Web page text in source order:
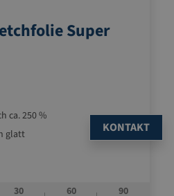
Super
ca. 250 %
glatt
30 60 90
KONTAKT